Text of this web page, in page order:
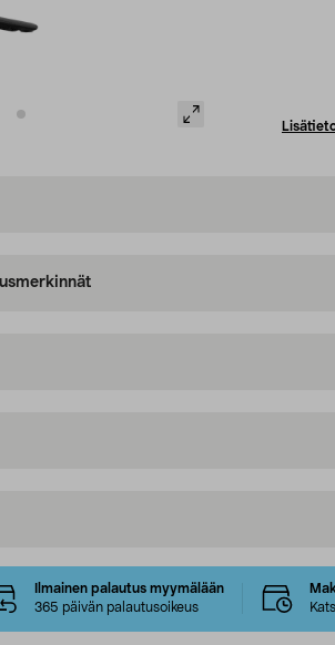
Ilmainen palautus myymälään
365 päivän palautusoikeus